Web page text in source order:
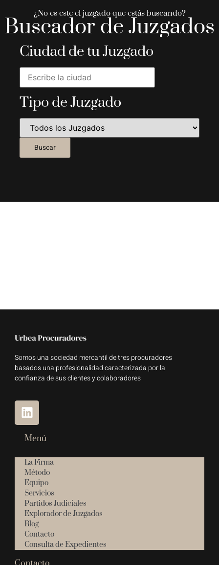
¿No es este el juzgado que estás buscando?
Buscador de Juzgados
Ciudad de tu Juzgado
Tipo de Juzgado
Somos una sociedad mercantil de tres procuradores
basados una profesionalidad caracterizada por la
confianza de sus clientes y colaboradores
Menú
La Firma
Método
Equipo
Servicios
Partidos Judiciales
Explorador de Juzgados
Blog
Contacto
Consulta de Expedientes